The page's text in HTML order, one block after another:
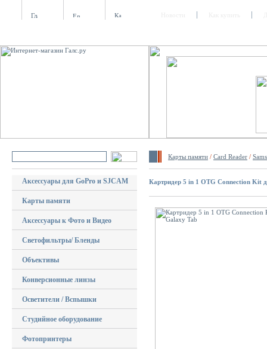
Карты памяти / Card Reader /
Аксессуары для GoPro и SJCAM
Карты памяти
Аксессуары к Фото и Видео
Светофильтры/ Бленды
Объективы
Конверсионные линзы
Осветители / Вспышки
Студийное оборудование
Фотопринтеры
Картридер 5 in 1 OTG Connection Kit